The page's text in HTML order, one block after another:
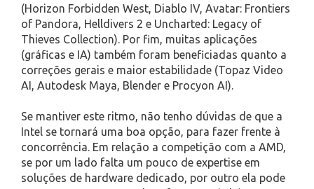
(Horizon Forbidden West, Diablo IV, Avatar: Frontiers
of Pandora, Helldivers 2 e Uncharted: Legacy of
Thieves Collection). Por fim, muitas aplicações
(gráficas e IA) também foram beneficiadas quanto a
correções gerais e maior estabilidade (Topaz Video
AI, Autodesk Maya, Blender e Procyon AI).
Se mantiver este ritmo, não tenho dúvidas de que a
Intel se tornará uma boa opção, para fazer frente à
concorrência. Em relação a competição com a AMD,
se por um lado falta um pouco de expertise em
soluções de hardware dedicado, por outro ela pode